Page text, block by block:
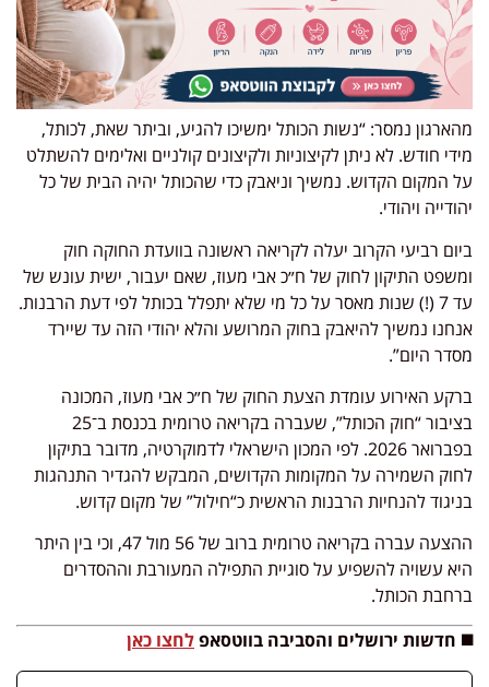
מהארגון נמסר: “נשות הכותל ימשיכו להגיע, וביתר שאת, לכותל,
מידי חודש. לא ניתן לקיצוניות ולקיצונים קולניים ואלימים להשתלט
על המקום הקדוש. נמשיך וניאבק כדי שהכותל יהיה הבית של כל
יהודייה ויהודי.
ביום רביעי הקרוב יעלה לקריאה ראשונה בוועדת החוקה חוק
ומשפט התיקון לחוק של ח״כ אבי מעוז, שאם יעבור, ישית עונש של
עד 7 (!) שנות מאסר על כל מי שלא יתפלל בכותל לפי דעת הרבנות.
אנחנו נמשיך להיאבק בחוק המרושע והלא יהודי הזה עד שיירד
מסדר היום”.
ברקע האירוע עומדת הצעת החוק של ח״כ אבי מעוז, המכונה
בציבור “חוק הכותל”, שעברה בקריאה טרומית בכנסת ב־25
בפברואר 2026. לפי המכון הישראלי לדמוקרטיה, מדובר בתיקון
לחוק השמירה על המקומות הקדושים, המבקש להגדיר התנהגות
בניגוד להנחיות הרבנות הראשית כ“חילול” של מקום קדוש.
ההצעה עברה בקריאה טרומית ברוב של 56 מול 47, וכי בין היתר
היא עשויה להשפיע על סוגיית התפילה המעורבת וההסדרים
ברחבת הכותל.
◼️ חדשות ירושלים והסביבה בווטסאפלחצו כאן